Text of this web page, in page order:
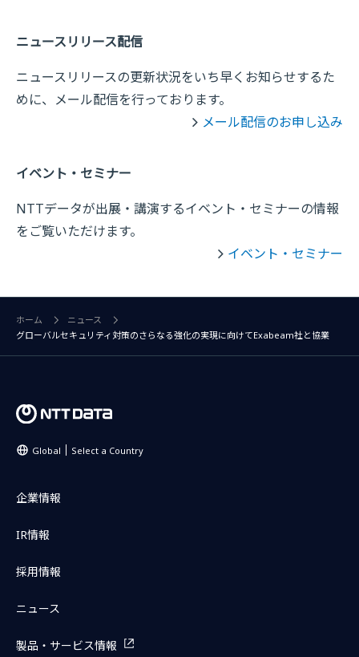
ニュースリリース配信
ニュースリリースの更新状況をいち早くお知らせするた
めに、メール配信を行っております。
メール配信のお申し込み
イベント・セミナー
NTTデータが出展・講演するイベント・セミナーの情報
をご覧いただけます。
イベント・セミナー
ホーム
ニュース
グローバルセキュリティ対策のさらなる強化の実現に向けてExabeam社と協業
Global Select a Country
企業情報
IR情報
採用情報
ニュース
製品・サービス情報